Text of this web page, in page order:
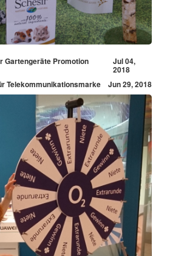
Gartengeräte Promotion Jul 04,
2018
Telekommunikationsmarke
Jun 29, 2018